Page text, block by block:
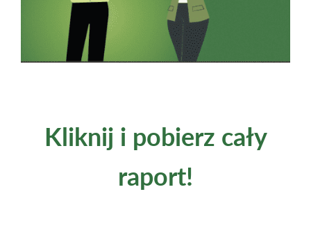
Kliknij i pobierz cały
raport!